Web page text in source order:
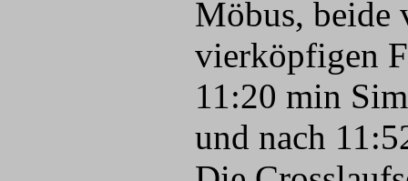
Möbus, beide
vierköpfigen
11:20 min
und nach